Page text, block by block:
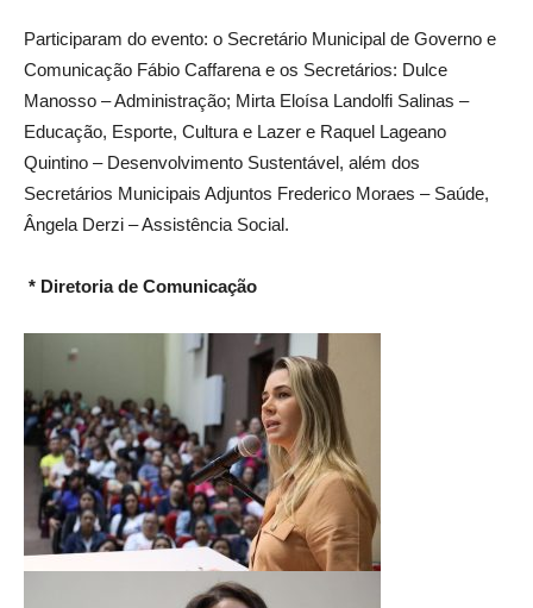
Participaram do evento: o Secretário Municipal de Governo e
Comunicação Fábio Caffarena e os Secretários: Dulce
Manosso – Administração; Mirta Eloísa Landolfi Salinas –
Educação, Esporte, Cultura e Lazer e Raquel Lageano
Quintino – Desenvolvimento Sustentável, além dos
Secretários Municipais Adjuntos Frederico Moraes – Saúde,
Ângela Derzi – Assistência Social.
* Diretoria de Comunicação